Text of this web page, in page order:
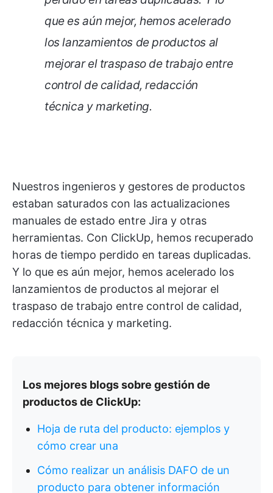
que es aún mejor, hemos acelerado
los lanzamientos de productos al
mejorar el traspaso de trabajo entre
control de calidad, redacción
técnica y marketing.
Nuestros ingenieros y gestores de productos
estaban saturados con las actualizaciones
manuales de estado entre Jira y otras
herramientas. Con ClickUp, hemos recuperado
horas de tiempo perdido en tareas duplicadas.
Y lo que es aún mejor, hemos acelerado los
lanzamientos de productos al mejorar el
traspaso de trabajo entre control de calidad,
redacción técnica y marketing.
Los mejores blogs sobre gestión de
productos de ClickUp:
Hoja de ruta del producto: ejemplos y
cómo crear una
Cómo realizar un análisis DAFO de un
producto para obtener información